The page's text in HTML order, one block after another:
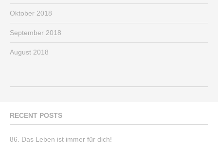
Oktober 2018
September 2018
August 2018
RECENT POSTS
86. Das Leben ist immer für dich!